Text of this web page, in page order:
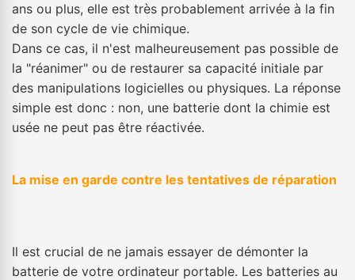
ans ou plus, elle est très probablement arrivée à la fin
de son cycle de vie chimique.
Dans ce cas, il n'est malheureusement pas possible de
la "réanimer" ou de restaurer sa capacité initiale par
des manipulations logicielles ou physiques. La réponse
simple est donc : non, une batterie dont la chimie est
usée ne peut pas être réactivée.
La mise en garde contre les tentatives de réparation
Il est crucial de ne jamais essayer de démonter la
batterie de votre ordinateur portable. Les batteries au